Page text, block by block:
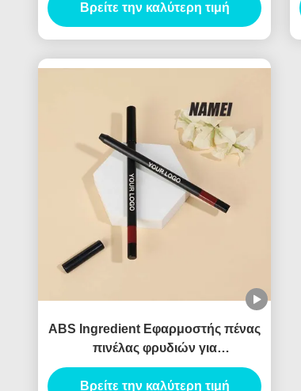
Βρείτε την καλύτερη τιμή
ABS Ingredient Εφαρμοστής πένας
πινέλας φρυδιών για
επαγγελματικά αποτελέσματα
Βρείτε την καλύτερη τιμή